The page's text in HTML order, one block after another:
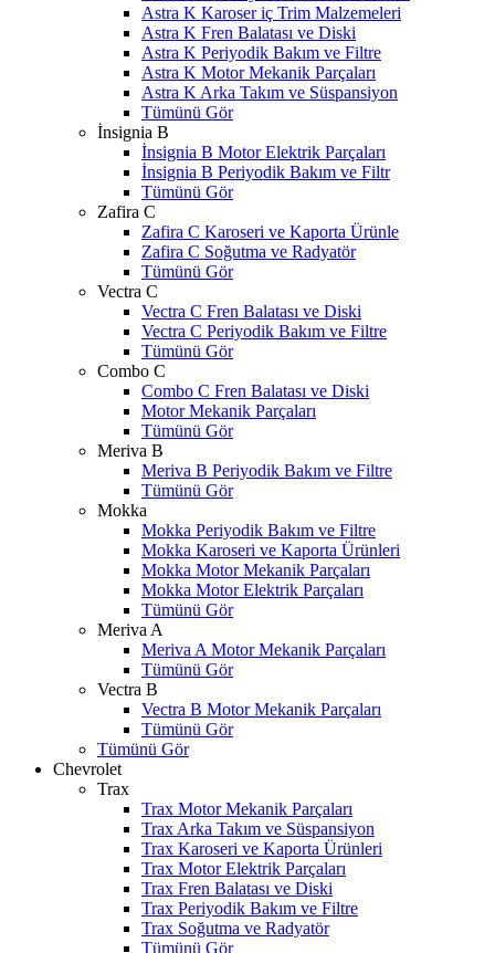
Astra K Karoser iç Trim Malzemeleri
Astra K Fren Balatası ve Diski
Astra K Periyodik Bakım ve Filtre
Astra K Motor Mekanik Parçaları
Astra K Arka Takım ve Süspansiyon
Tümünü Gör
İnsignia B
İnsignia B Motor Elektrik Parçaları
İnsignia B Periyodik Bakım ve Filtr
Tümünü Gör
Zafira C
Zafira C Karoseri ve Kaporta Ürünle
Zafira C Soğutma ve Radyatör
Tümünü Gör
Vectra C
Vectra C Fren Balatası ve Diski
Vectra C Periyodik Bakım ve Filtre
Tümünü Gör
Combo C
Combo C Fren Balatası ve Diski
Motor Mekanik Parçaları
Tümünü Gör
Meriva B
Meriva B Periyodik Bakım ve Filtre
Tümünü Gör
Mokka
Mokka Periyodik Bakım ve Filtre
Mokka Karoseri ve Kaporta Ürünleri
Mokka Motor Mekanik Parçaları
Mokka Motor Elektrik Parçaları
Tümünü Gör
Meriva A
Meriva A Motor Mekanik Parçaları
Tümünü Gör
Vectra B
Vectra B Motor Mekanik Parçaları
Tümünü Gör
Tümünü Gör
Chevrolet
Trax
Trax Motor Mekanik Parçaları
Trax Arka Takım ve Süspansiyon
Trax Karoseri ve Kaporta Ürünleri
Trax Motor Elektrik Parçaları
Trax Fren Balatası ve Diski
Trax Periyodik Bakım ve Filtre
Trax Soğutma ve Radyatör
Tümünü Gör